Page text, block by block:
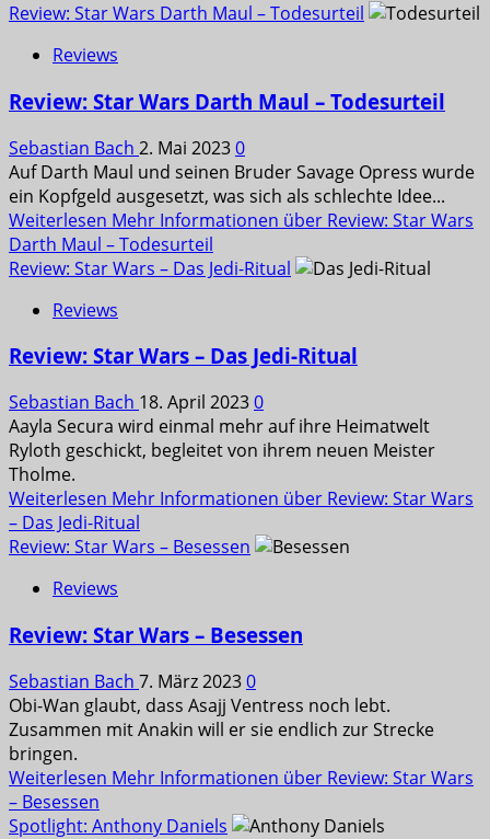
Review: Star Wars Darth Maul – Todesurteil
Reviews
Review: Star Wars Darth Maul – Todesurteil
Sebastian Bach 2. Mai 20230
Auf Darth Maul und seinen Bruder Savage Opress wurde
ein Kopfgeld ausgesetzt, was sich als schlechte Idee...
Weiterlesen Mehr Informationen über Review: Star Wars
Darth Maul – Todesurteil
Review: Star Wars – Das Jedi-Ritual
Reviews
Review: Star Wars – Das Jedi-Ritual
Sebastian Bach 18. April 20230
Aayla Secura wird einmal mehr auf ihre Heimatwelt
Ryloth geschickt, begleitet von ihrem neuen Meister
Tholme.
Weiterlesen Mehr Informationen über Review: Star Wars
– Das Jedi-Ritual
Review: Star Wars – Besessen
Reviews
Review: Star Wars – Besessen
Sebastian Bach 7. März 20230
Obi-Wan glaubt, dass Asajj Ventress noch lebt.
Zusammen mit Anakin will er sie endlich zur Strecke
bringen.
Weiterlesen Mehr Informationen über Review: Star Wars
– Besessen
Spotlight: Anthony Daniels